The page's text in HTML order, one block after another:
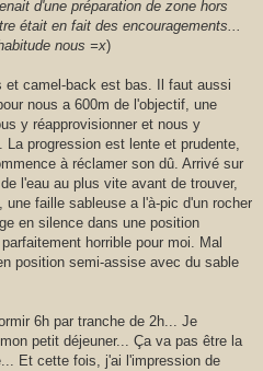
d'une préparation de zone hors
était en fait des encouragements...
nous =x)
et camel-back est bas. Il faut aussi
nous a 600m de l'objectif, une
y réapprovisionner et nous y
progression est lente et prudente,
à réclamer son dû. Arrivé sur
l'eau au plus vite avant de trouver,
faille sableuse a l'à-pic d'un rocher
en silence dans une position
horrible pour moi. Mal
position semi-assise avec du sable
6h par tranche de 2h... Je
petit déjeuner... Ça va pas être la
Et cette fois, j'ai l'impression de